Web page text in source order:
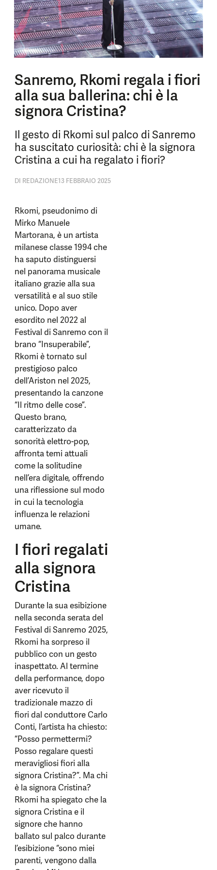
Sanremo, Rkomi regala i fiori
alla sua ballerina: chi è la
signora Cristina?
Il gesto di Rkomi sul palco di Sanremo
ha suscitato curiosità: chi è la signora
Cristina a cui ha regalato i fiori?
DI REDAZIONE13 FEBBRAIO 2025
Rkomi, pseudonimo di
Mirko Manuele
Martorana, è un artista
milanese classe 1994 che
ha saputo distinguersi
nel panorama musicale
italiano grazie alla sua
versatilità e al suo stile
unico. Dopo aver
esordito nel 2022 al
Festival di Sanremo con il
brano “Insuperabile”,
Rkomi è tornato sul
prestigioso palco
dell’Ariston nel 2025,
presentando la canzone
“Il ritmo delle cose”.
Questo brano,
caratterizzato da
sonorità elettro-pop,
affronta temi attuali
come la solitudine
nell’era digitale, offrendo
una riflessione sul modo
in cui la tecnologia
influenza le relazioni
umane.
I fiori regalati
alla signora
Cristina
Durante la sua esibizione
nella seconda serata del
Festival di Sanremo 2025,
Rkomi ha sorpreso il
pubblico con un gesto
inaspettato. Al termine
della performance, dopo
aver ricevuto il
tradizionale mazzo di
fiori dal conduttore Carlo
Conti, l’artista ha chiesto:
“Posso permettermi?
Posso regalare questi
meravigliosi fiori alla
signora Cristina?”. Ma chi
è la signora Cristina?
Rkomi ha spiegato che la
signora Cristina e il
signore che hanno
ballato sul palco durante
l’esibizione “sono miei
parenti, vengono dalla